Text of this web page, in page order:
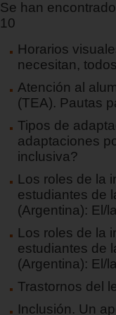
Se han encontrado
10
Horarios
necesitan,
Atención al
(TEA). Pautas
Tipos de
adaptaciones
inclusiva?
Los roles de la
estudiantes de
(Argentina): El/
Los roles de la
estudiantes de
(Argentina): El/
Trastornos del
Inclusión. Un